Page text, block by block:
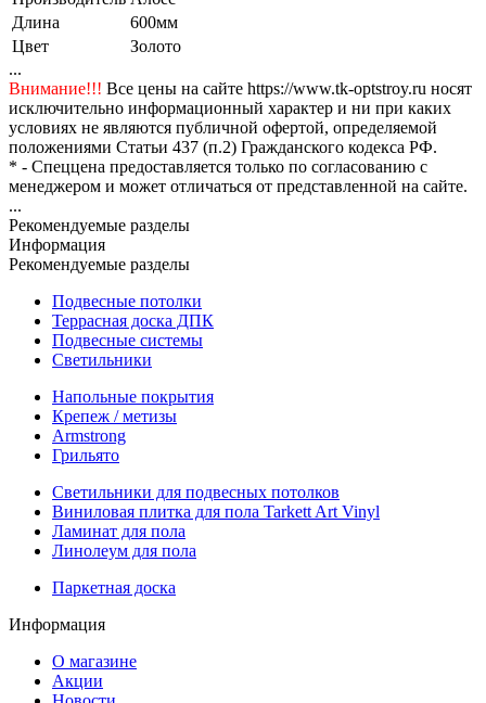
Длина
600мм
Цвет
Золото
...
Внимание!!! Все цены на сайте https://www.tk-optstroy.ru носят
исключительно информационный характер и ни при каких
условиях не являются публичной офертой, определяемой
положениями Статьи 437 (п.2) Гражданского кодекса РФ.
* - Спеццена предоставляется только по согласованию с
менеджером и может отличаться от представленной на сайте.
...
Рекомендуемые разделы
Информация
Рекомендуемые разделы
Подвесные потолки
Террасная доска ДПК
Подвесные системы
Светильники
Напольные покрытия
Крепеж / метизы
Armstrong
Грильято
Светильники для подвесных потолков
Виниловая плитка для пола Tarkett Art Vinyl
Ламинат для пола
Линолеум для пола
Паркетная доска
Информация
О магазине
Акции